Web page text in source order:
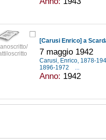
[Carusi Enrico] a
7 maggio 1942
Carusi, Enrico, 1878-
1896-1972
...
Anno: 1942